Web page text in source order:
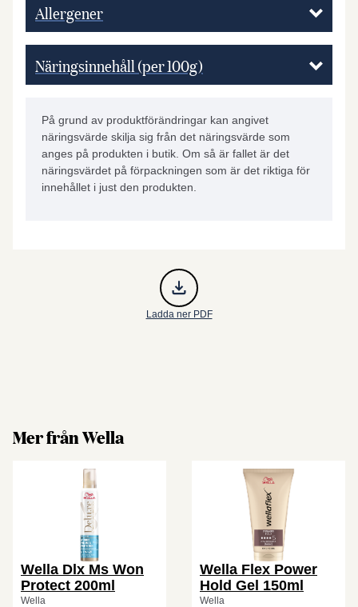
Allergener
Näringsinnehåll (per 100g)
På grund av produktförändringar kan angivet
näringsvärde skilja sig från det näringsvärde som
anges på produkten i butik. Om så är fallet är det
näringsvärdet på förpackningen som är det riktiga för
innehållet i just den produkten.
Ladda ner PDF
Mer från Wella
Wella Dlx Ms Won
Protect 200ml
Wella
Wella Flex Power
Hold Gel 150ml
Wella